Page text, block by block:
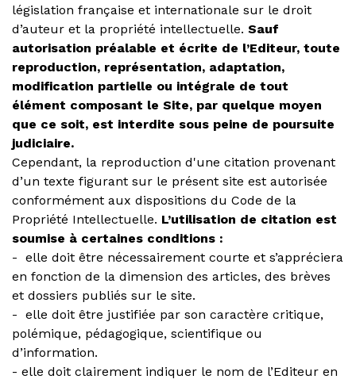
législation française et internationale sur le droit
d’auteur et la propriété intellectuelle. Sauf
autorisation préalable et écrite de l’Editeur, toute
reproduction, représentation, adaptation,
modification partielle ou intégrale de tout
élément composant le Site, par quelque moyen
que ce soit, est interdite sous peine de poursuite
judiciaire.
Cependant, la reproduction d'une citation provenant
d’un texte figurant sur le présent site est autorisée
conformément aux dispositions du Code de la
Propriété Intellectuelle. L’utilisation de citation est
soumise à certaines conditions :
- elle doit être nécessairement courte et s’appréciera
en fonction de la dimension des articles, des brèves
et dossiers publiés sur le site.
- elle doit être justifiée par son caractère critique,
polémique, pédagogique, scientifique ou
d’information.
- elle doit clairement indiquer le nom de l’Editeur en